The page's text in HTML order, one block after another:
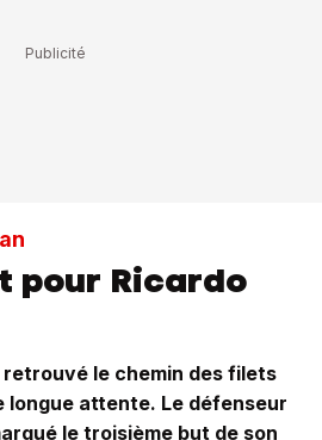
pour Ricardo
retrouvé le chemin des filets
longue attente. Le défenseur
le troisième but de son